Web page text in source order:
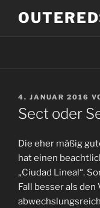
Inhalt
VERÖFFENTLICHT
AM
4. JANUAR 2016
Sect oder
Die eher mäßig
hat einen
„Ciudad Lineal“.
Fall besser als